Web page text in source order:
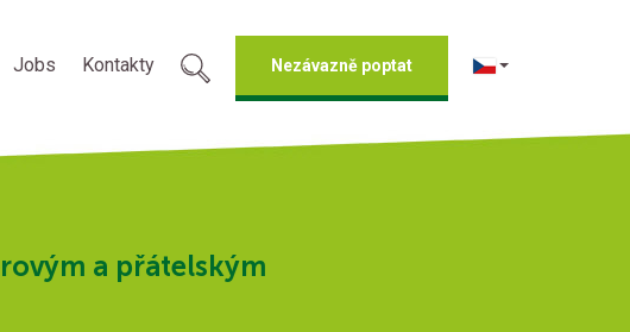
Jobs Kontakty Nezávazně poptat
a přátelským